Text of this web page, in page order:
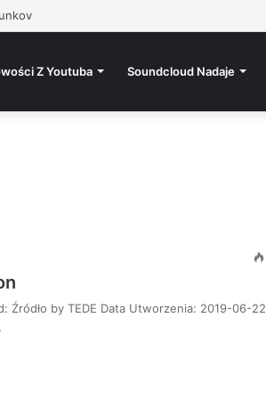
Only (prod. @atutowy x The Returners)
Z Youtuba Soundcloud Nadaje
Źródło by TEDE Data Utworzenia: 2019-06-22